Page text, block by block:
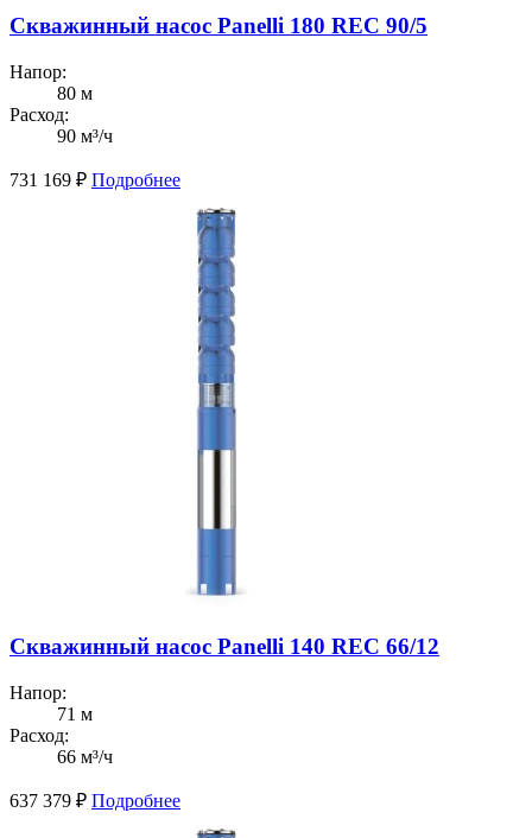
Скважинный насос Panelli 180 REC 90/5
Напор:
80 м
Расход:
90 м³/ч
731 169 ₽ Подробнее
Скважинный насос Panelli 140 REC 66/12
Напор:
71 м
Расход:
66 м³/ч
637 379 ₽ Подробнее